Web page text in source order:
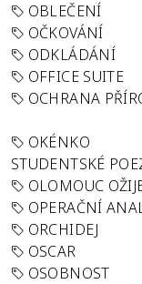
OBLEČENÍ
OČKOVÁNÍ
ODKLÁDÁNÍ
OFFICE SUITE
OCHRANA
OKÉNKO
STUDENTSKÉ
OLOMOUC
OPERAČNÍ
ORCHIDEJ
OSCAR
OSOBNOST